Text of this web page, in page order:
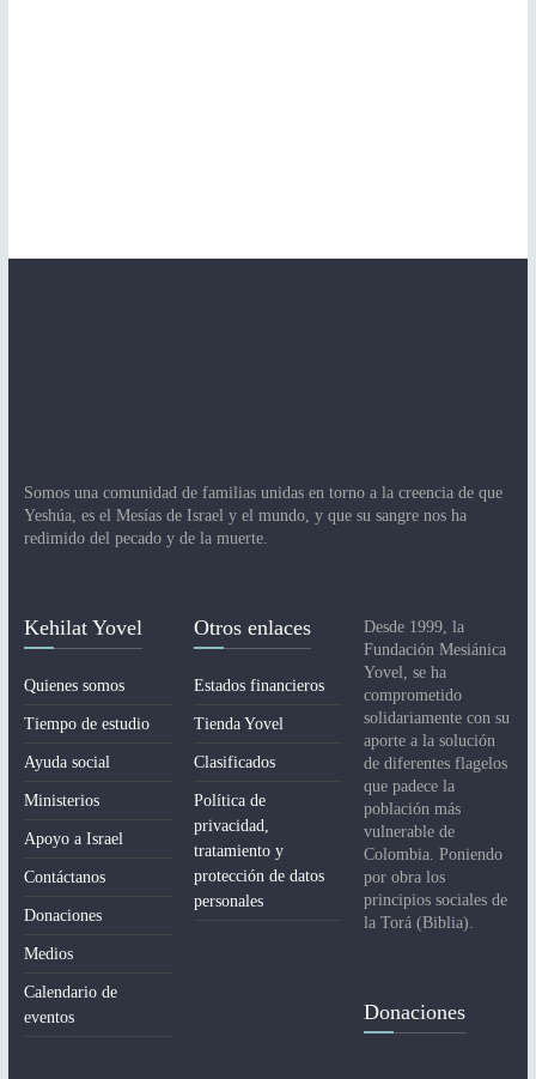
Somos una comunidad de familias unidas en torno a la creencia de que
Yeshúa, es el Mesías de Israel y el mundo, y que su sangre nos ha
redimido del pecado y de la muerte.
Kehilat Yovel
Quienes somos
Tiempo de estudio
Ayuda social
Ministerios
Apoyo a Israel
Contáctanos
Donaciones
Medios
Calendario de
eventos
Otros enlaces
Estados financieros
Tienda Yovel
Clasificados
Política de
privacidad,
tratamiento y
protección de datos
personales
Desde 1999, la
Fundación Mesiánica
Yovel, se ha
comprometido
solidariamente con su
aporte a la solución
de diferentes flagelos
que padece la
población más
vulnerable de
Colombia. Poniendo
por obra los
principios sociales de
la Torá (Biblia).
Donaciones